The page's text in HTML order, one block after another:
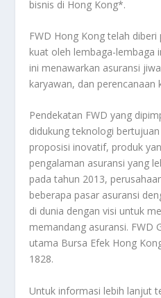
bisnis di Hong Kong*.
FWD Hong Kong telah
kuat oleh lembaga-lembaga
ini menawarkan asuransi
karyawan, dan perencanaan
Pendekatan FWD yang
didukung teknologi
proposisi inovatif, produk
pengalaman asuransi yang
pada tahun 2013,
beberapa pasar asuransi
di dunia dengan visi untuk
memandang asuransi. FWD
utama Bursa Efek Hong
1828.
Untuk informasi lebih lanjut